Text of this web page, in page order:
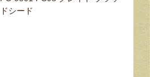
ドシード